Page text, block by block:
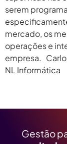
serem
mercado, os
operações e
empresa.
NL Informática
Gestão